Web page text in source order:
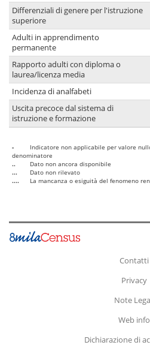
Differenziali di genere per l'istruzione
superiore
Adulti in apprendimento
permanente
Rapporto adulti con diploma o
laurea/licenza media
Incidenza di analfabeti
Uscita precoce dal sistema di
istruzione e formazione
-
Indicatore non applicabile per valore
denominatore
..
Dato non ancora disponibile
...
Dato non rilevato
....
La mancanza o esiguità del fenomeno
Contatti
Privacy
Note
Web info
Dichiarazione di